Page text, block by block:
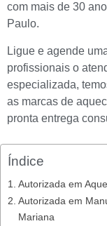
com mais de 30
Paulo.
Ligue e agende
profissionais o
especializada,
as marcas de
pronta entrega
Índice
Autorizada em
Autorizada em
Mariana